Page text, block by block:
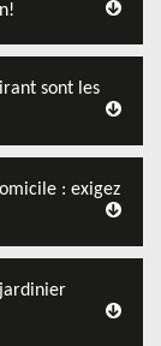
sont les
: exigez
jardinier